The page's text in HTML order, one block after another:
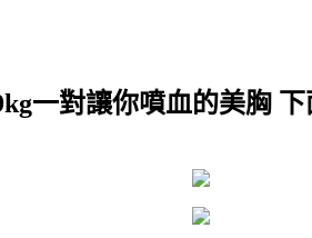
一對讓你噴血的美胸